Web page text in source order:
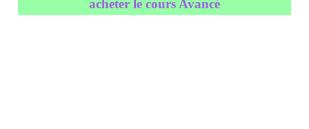
acheter le cours Avancé